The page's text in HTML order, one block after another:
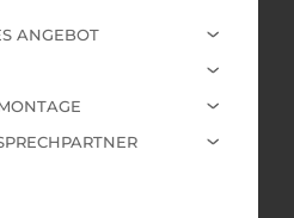
ANGEBOT
und Ausmessung
Gerne
weiteren Termin mit
Möbelstück bei uns
Gibt es
zu Ihnen und